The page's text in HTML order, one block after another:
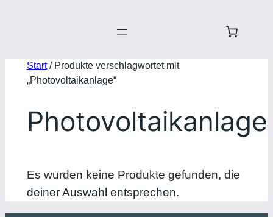
Start/ Produkte verschlagwortet mit
„Photovoltaikanlage“
Photovoltaikanlage
Es wurden keine Produkte gefunden, die
deiner Auswahl entsprechen.